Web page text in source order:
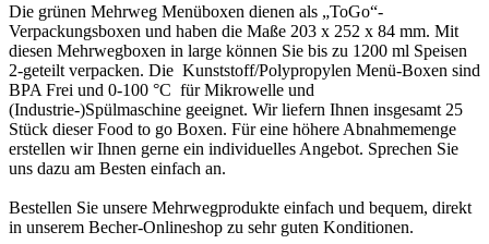
Die grünen Mehrweg Menüboxen dienen als „ToGo“-
Verpackungsboxen und haben die Maße 203 x 252 x 84 mm. Mit
diesen Mehrwegboxen in large können Sie bis zu 1200 ml Speisen
2-geteilt verpacken. Die Kunststoff/Polypropylen Menü-Boxen sind
BPA Frei und 0-100 °C für Mikrowelle und
(Industrie-)Spülmaschine geeignet. Wir liefern Ihnen insgesamt 25
Stück dieser Food to go Boxen. Für eine höhere Abnahmemenge
erstellen wir Ihnen gerne ein individuelles Angebot. Sprechen Sie
uns dazu am Besten einfach an.
Bestellen Sie unsere Mehrwegprodukte einfach und bequem, direkt
in unserem Becher-Onlineshop zu sehr guten Konditionen.